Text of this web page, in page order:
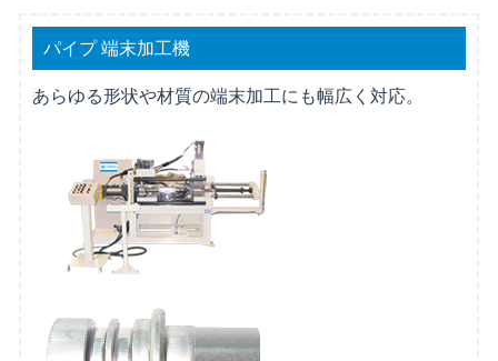
パイプ 端末加工機
あらゆる形状や材質の端末加工にも幅広く対応。